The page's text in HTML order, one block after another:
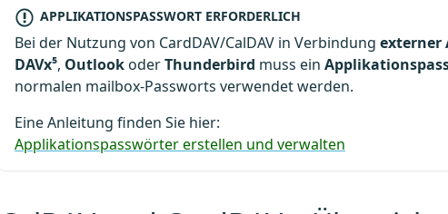
APPLIKATIONSPASSWORT ERFORDERLICH
Bei der Nutzung von CardDAV/CalDAV in Verbindung externer
DAVx⁵, OutlookoderThunderbird muss ein
normalen mailbox-Passworts verwendet werden.
Eine Anleitung finden Sie hier:
Applikationspasswörter erstellen und verwalten